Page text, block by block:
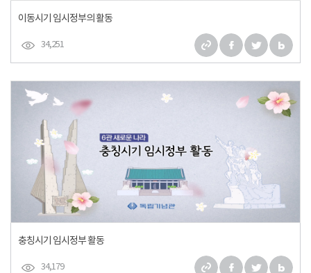
이동시기 임시정부의 활동
34,251
충칭시기 임시정부 활동
34,179